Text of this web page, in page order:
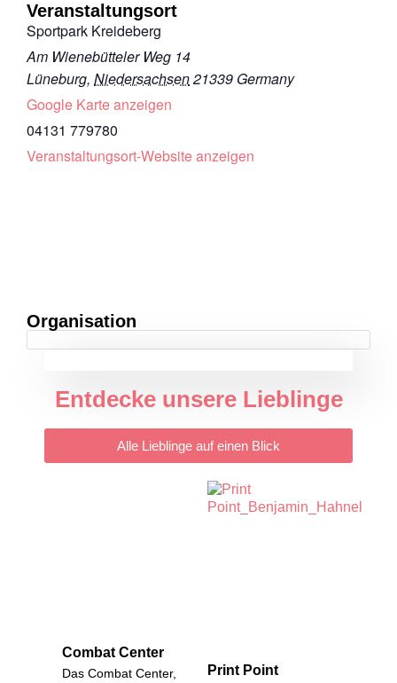
Entdecke unsere Lieblinge
Alle Lieblinge auf einen Blick
Combat Center
Das Combat Center,
Print Point
Veranstaltungsort
Sportpark Kreideberg
Am Wienebütteler Weg 14
Lüneburg, Niedersachsen21339 Germany
Google Karte anzeigen
04131 779780
Veranstaltungsort-Website anzeigen
Organisation